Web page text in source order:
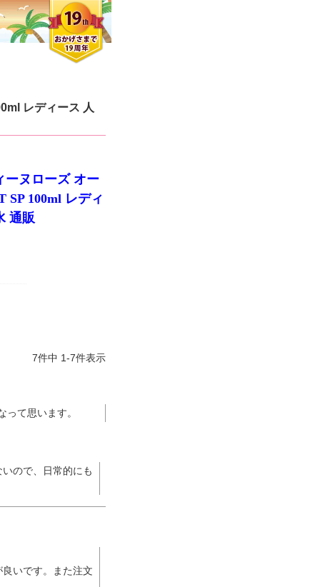
レディース 人
ーヌローズ オー
SP 100ml レディ
通販
7件中 1-7件表示
て思います。
ので、日常的にも
いです。また注文
たよろしくお願い
した。早速レビューを書き
ました！